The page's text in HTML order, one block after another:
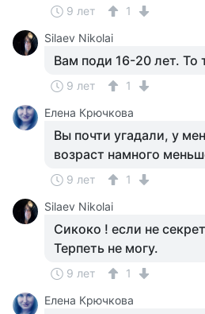
9 лет
1
Silaev Nikolai
Вам поди 16-20 лет. То
9 лет
1
Елена Крючкова
Вы почти угадали, у
возраст намного
9 лет
1
Silaev Nikolai
Сикоко ! если не
Терпеть не могу.
9 лет
1
Елена Крючкова